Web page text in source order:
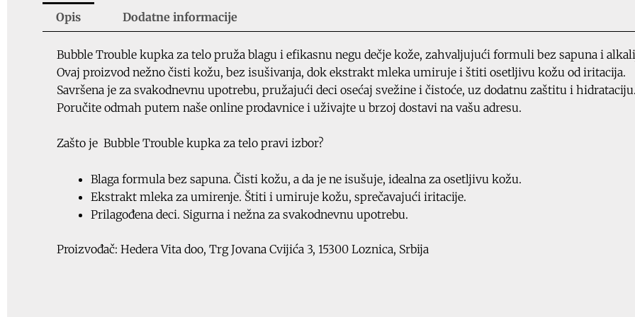
Opis Dodatne informacije
Bubble Trouble kupka za telo pruža blagu i efikasnu negu dečje kože, zahvaljujući formuli bez sapuna i
Ovaj proizvod nežno čisti kožu, bez isušivanja, dok ekstrakt mleka umiruje i štiti osetljivu kožu od iritacija.
Savršena je za svakodnevnu upotrebu, pružajući deci osećaj svežine i čistoće, uz dodatnu zaštitu i hidrataciju.
Poručite odmah putem naše online prodavnice i uživajte u brzoj dostavi na vašu adresu.
Zašto je Bubble Trouble kupka za telo pravi izbor?
Blaga formula bez sapuna. Čisti kožu, a da je ne isušuje, idealna za osetljivu kožu.
Ekstrakt mleka za umirenje. Štiti i umiruje kožu, sprečavajući iritacije.
Prilagođena deci. Sigurna i nežna za svakodnevnu upotrebu.
Proizvođač: Hedera Vita doo, Trg Jovana Cvijića 3, 15300 Loznica, Srbija